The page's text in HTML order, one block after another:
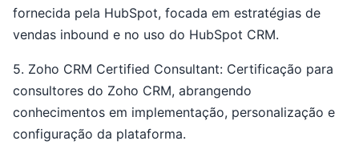
fornecida pela HubSpot, focada em estratégias de
vendas inbound e no uso do HubSpot CRM.
5. Zoho CRM Certified Consultant: Certificação para
consultores do Zoho CRM, abrangendo
conhecimentos em implementação, personalização e
configuração da plataforma.